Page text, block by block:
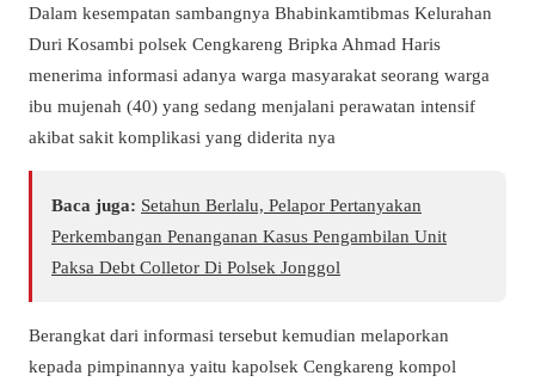
Dalam kesempatan sambangnya Bhabinkamtibmas Kelurahan
Duri Kosambi polsek Cengkareng Bripka Ahmad Haris
menerima informasi adanya warga masyarakat seorang warga
ibu mujenah (40) yang sedang menjalani perawatan intensif
akibat sakit komplikasi yang diderita nya
Baca juga: Setahun Berlalu, Pelapor Pertanyakan
Perkembangan Penanganan Kasus Pengambilan Unit
Paksa Debt Colletor Di Polsek Jonggol
Berangkat dari informasi tersebut kemudian melaporkan
kepada pimpinannya yaitu kapolsek Cengkareng kompol